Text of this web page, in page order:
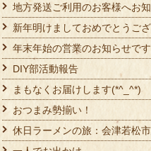
地方発送ご利用のお客様へお知
新年明けましておめでとうご
年末年始の営業のお知らせです
DIY部活動報告
まもなくお届けします(*^_^*)
おつまみ勢揃い！
休日ラーメンの旅：会津若松